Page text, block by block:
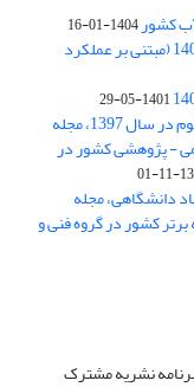
کشور1404-01-16
کسب رتبه الف مجلات علمی پژوهشی در ارزیابی 1402 (مبتنی بر عملکرد
1401-05-29
بر اساس ارزیابی انجام شده توسط فرهنگستان علوم در سال 1397، مجله
- پژوهشی کشور در
دانشگاهی، مجله
برتر کشور در گروه فنی و
نشریه مشترک